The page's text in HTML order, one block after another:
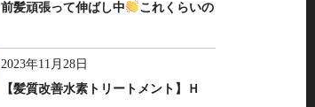
前髪頑張って伸ばし中
これくらいの
2023年11月28日
【髪質改善水素トリートメント】Ｈ